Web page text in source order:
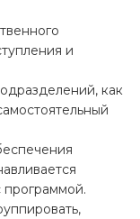
и
как